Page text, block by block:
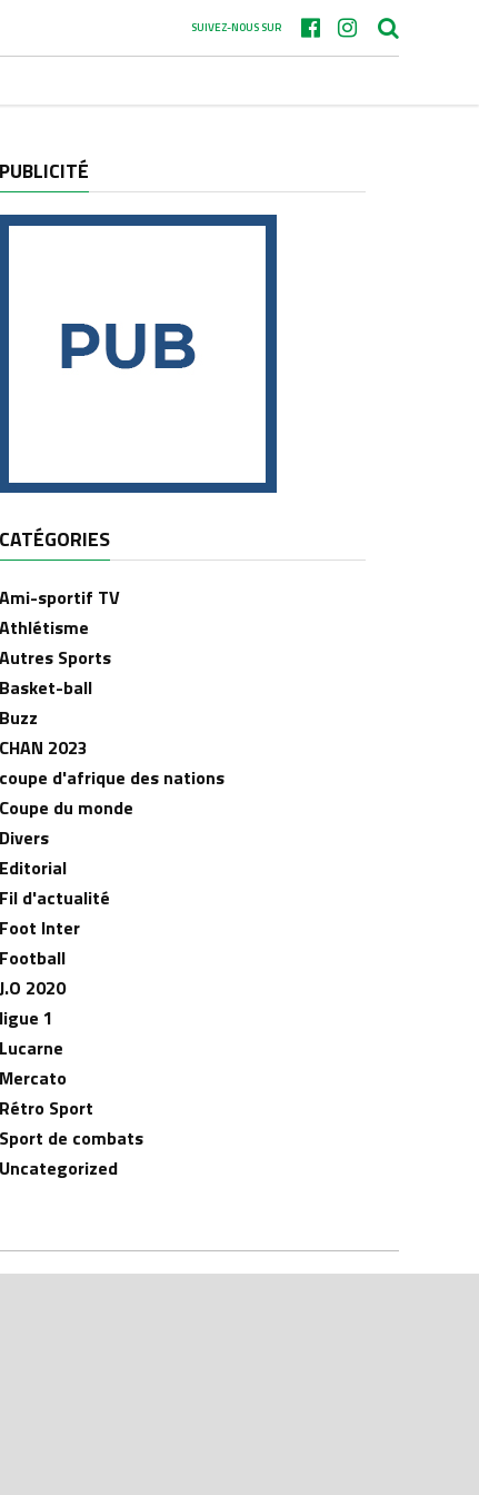
SUIVEZ-NOUS SUR
PUBLICITÉ
CATÉGORIES
Ami-sportif TV
Athlétisme
Autres Sports
Basket-ball
Buzz
CHAN 2023
coupe d'afrique des nations
Coupe du monde
Divers
Editorial
Fil d'actualité
Foot Inter
Football
J.O 2020
ligue 1
Lucarne
Mercato
Rétro Sport
Sport de combats
Uncategorized